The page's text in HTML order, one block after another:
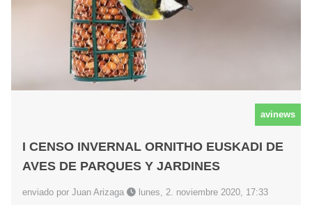
avinews
I CENSO INVERNAL ORNITHO EUSKADI DE
AVES DE PARQUES Y JARDINES
enviado por Juan Arizaga lunes, 2. noviembre 2020, 17:33